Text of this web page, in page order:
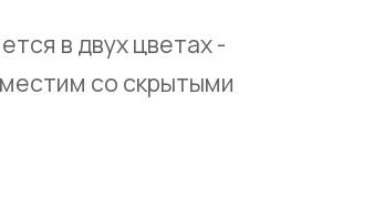
в двух цветах -
со скрытыми